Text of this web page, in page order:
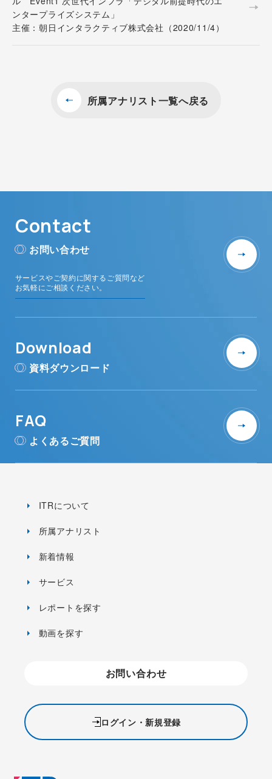
ンタープライズシステム」
主催：朝日インタラクティブ株式会社（2020/11/4）
所属アナリスト一覧へ戻る
Contact
お問い合わせ
サービスやご契約に関するご質問など
お気軽にご相談ください。
Download
資料ダウンロード
FAQ
よくあるご質問
ITRについて
所属アナリスト
新着情報
サービス
レポートを探す
動画を探す
お問い合わせ
ログイン・新規登録